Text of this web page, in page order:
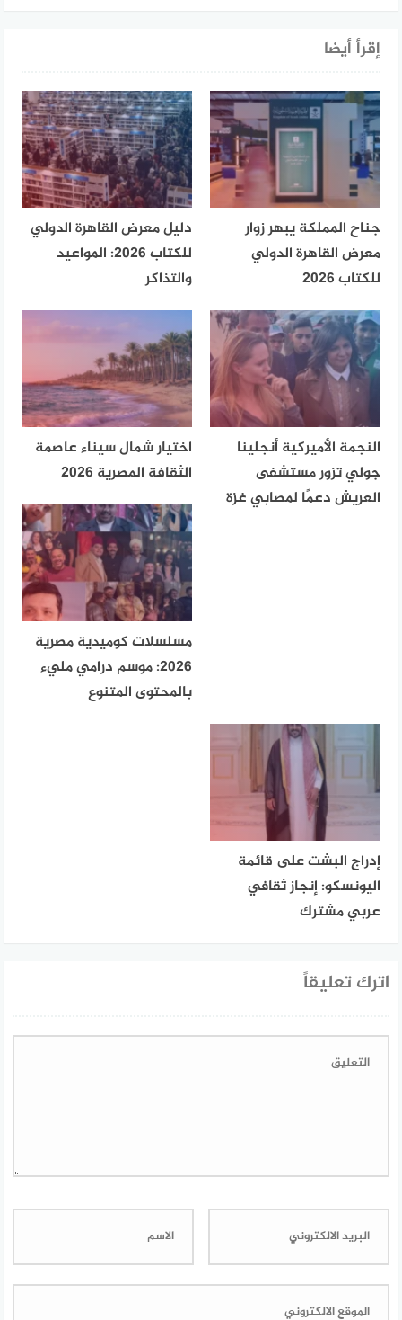
إقرأ أيضا
جناح المملكة يبهر زوار
معرض القاهرة الدولي
للكتاب 2026
دليل معرض القاهرة الدولي
للكتاب 2026: المواعيد
والتذاكر
النجمة الأميركية أنجلينا
جولي تزور مستشفى
العريش دعمًا لمصابي غزة
اختيار شمال سيناء عاصمة
الثقافة المصرية 2026
مسلسلات كوميدية مصرية
2026: موسم درامي مليء
بالمحتوى المتنوع
إدراج البشت على قائمة
اليونسكو: إنجاز ثقافي
عربي مشترك
اترك تعليقاً